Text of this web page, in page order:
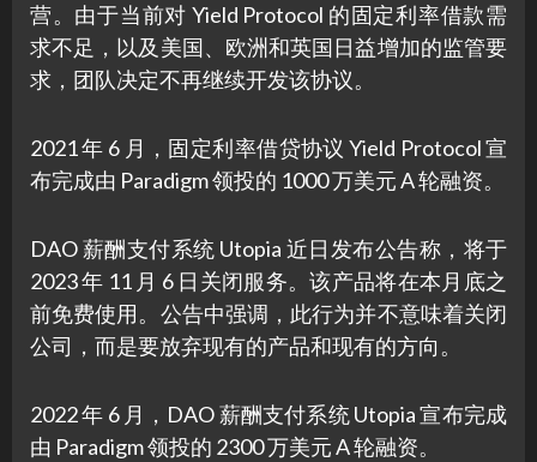
营。由于当前对 Yield Protocol 的固定利率借款需
求不足，以及美国、欧洲和英国日益增加的监管要
求，团队决定不再继续开发该协议。
2021 年 6 月，固定利率借贷协议 Yield Protocol 宣
布完成由 Paradigm 领投的 1000 万美元 A 轮融资。
DAO 薪酬支付系统 Utopia 近日发布公告称，将于
2023 年 11 月 6 日关闭服务。该产品将在本月底之
前免费使用。公告中强调，此行为并不意味着关闭
公司，而是要放弃现有的产品和现有的方向。
2022 年 6 月，DAO 薪酬支付系统 Utopia 宣布完成
由 Paradigm 领投的 2300 万美元 A 轮融资。